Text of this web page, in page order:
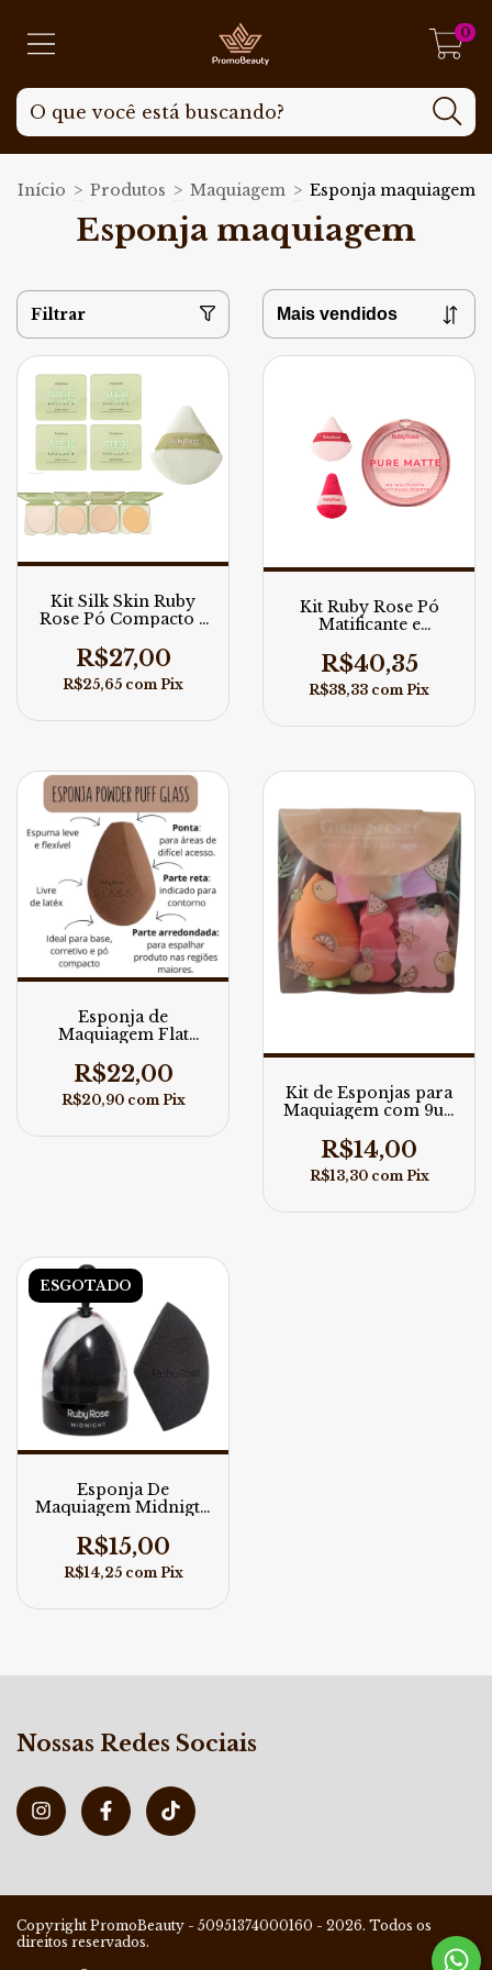
0
Início > Produtos > Maquiagem > Esponja maquiagem
Esponja maquiagem
Filtrar
Kit Silk Skin Ruby
Rose Pó Compacto e
R$27,00
R$25,65 com Pix
Kit Ruby Rose Pó
Matificante e
Aplicação
R$40,35
R$38,33 com Pix
Esponja de
Maquiagem Flat
Rose
R$22,00
R$20,90 com Pix
Kit de Esponjas para
Maquiagem com 9un
R$14,00
R$13,30 com Pix
ESGOTADO
Esponja De
Maquiagem Midnigth
R$15,00
R$14,25 com Pix
Nossas Redes Sociais
Copyright PromoBeauty - 50951374000160 - 2026. Todos os
direitos reservados.